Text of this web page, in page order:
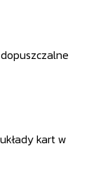
kart w